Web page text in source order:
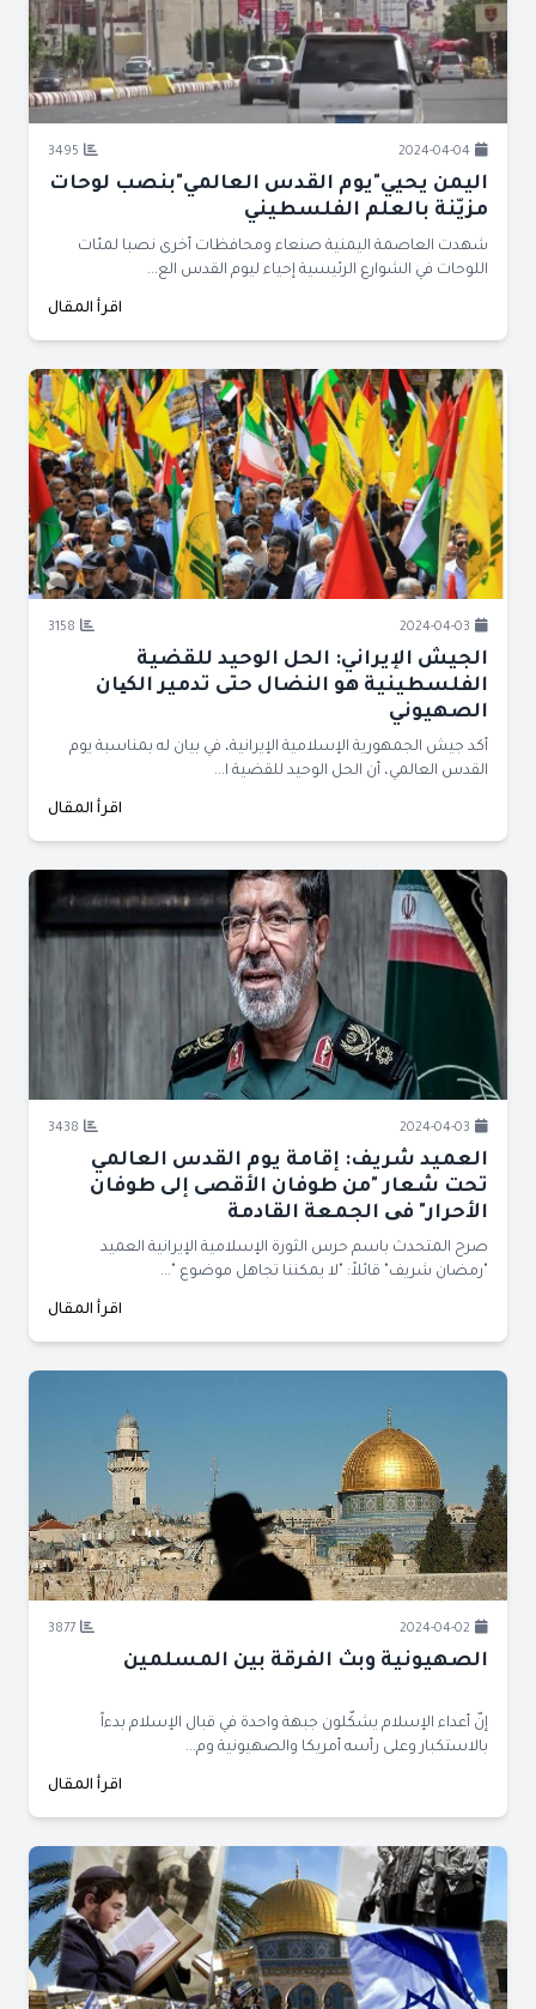
2024-04-04
3495
اليمن يحيي"يوم القدس العالمي"بنصب لوحات
مزيّنة بالعلم الفلسطيني
شهدت العاصمة اليمنية صنعاء ومحافظات أخرى نصبا لمئات
اللوحات في الشوارع الرئيسية إحياء ليوم القدس الع...
اقرأ المقال
2024-04-03
3158
الجيش الإيراني: الحل الوحيد للقضية
الفلسطينية هو النضال حتى تدمير الكیان
الصهيوني
أكد جيش الجمهورية الإسلامية الإيرانية، في بيان له بمناسبة يوم
القدس العالمي، أن الحل الوحيد للقضية ا...
اقرأ المقال
2024-04-03
3438
العميد شريف: إقامة يوم القدس العالمي
تحت شعار "من طوفان الأقصى إلى طوفان
الأحرار" فی الجمعة القادمة
صرح المتحدث باسم حرس الثورة الإسلامية الإيرانية العميد
"رمضان شريف" قائلاً: "لا يمكننا تجاهل موضوع "...
اقرأ المقال
2024-04-02
3877
الصهيونية وبث الفرقة بين المسلمين
إنّ أعداء الإسلام يشكّلون جبهة واحدة في قبال الإسلام بدءاً
بالاستكبار وعلى رأسه أمريكا والصهيونية وم...
اقرأ المقال